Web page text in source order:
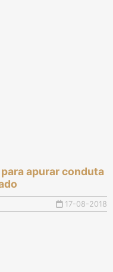
apurar conduta
17-08-2018